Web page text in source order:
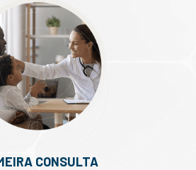
CONSULTA